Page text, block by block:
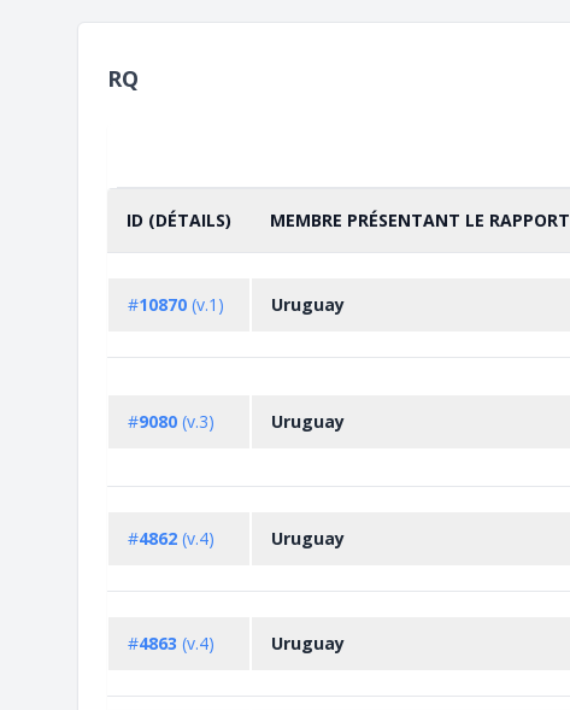
RQ
ID (DÉTAILS) TRIER PAR
MEMBRE PRÉSENTANT LE RAPPORT
CROISSANT
#10870 (v.1) Uruguay
#9080 (v.3) Uruguay
#4862 (v.4) Uruguay
#4863 (v.4) Uruguay